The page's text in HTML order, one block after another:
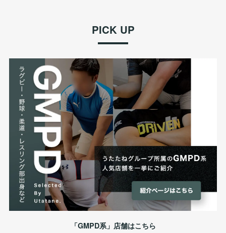
PICK UP
「GMPD系」店舗はこちら